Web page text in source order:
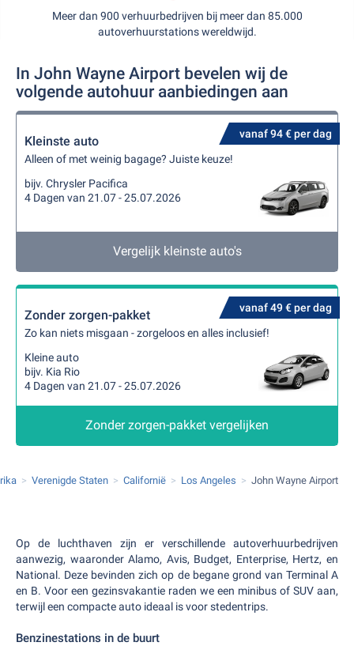
Meer dan 900 verhuurbedrijven bij meer dan 85.000
autoverhuurstations wereldwijd.
In John Wayne Airport bevelen wij de
volgende autohuur aanbiedingen aan
vanaf 94 € per dag
Kleinste auto
Alleen of met weinig bagage? Juiste keuze!
bijv. Chrysler Pacifica
4 Dagen van 21.07 - 25.07.2026
Vergelijk kleinste auto's
vanaf 49 € per dag
Zonder zorgen-pakket
Zo kan niets misgaan - zorgeloos en alles inclusief!
Kleine auto
bijv. Kia Rio
4 Dagen van 21.07 - 25.07.2026
Zonder zorgen-pakket vergelijken
Verenigde Staten Californië Los Angeles John Wayne Airport
Op de luchthaven zijn er verschillende autoverhuurbedrijven
aanwezig, waaronder Alamo, Avis, Budget, Enterprise, Hertz, en
National. Deze bevinden zich op de begane grond van Terminal A
en B. Voor een gezinsvakantie raden we een minibus of SUV aan,
terwijl een compacte auto ideaal is voor stedentrips.
Benzinestations in de buurt